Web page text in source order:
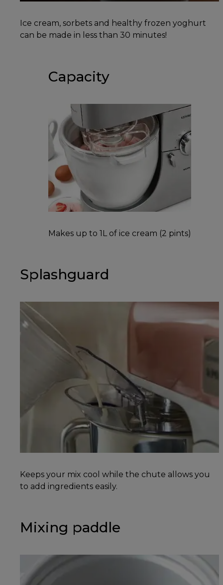
Ice cream, sorbets and healthy frozen yoghurt
can be made in less than 30 minutes!
Capacity
Makes up to 1L of ice cream (2 pints)
Splashguard
Keeps your mix cool while the chute allows you
to add ingredients easily.
Mixing paddle